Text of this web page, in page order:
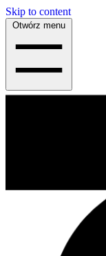
Skip to content
Otwórz menu